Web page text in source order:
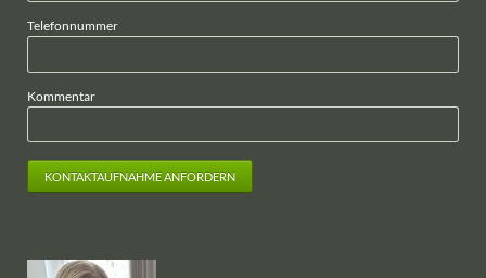
Telefonnummer
Kommentar
KONTAKTAUFNAHME ANFORDERN